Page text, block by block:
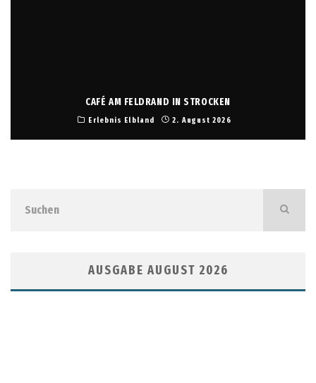
CAFÉ AM FELDRAND IN STROCKEN
Erlebnis Elbland 2. August 2026
AUSGABE AUGUST 2026